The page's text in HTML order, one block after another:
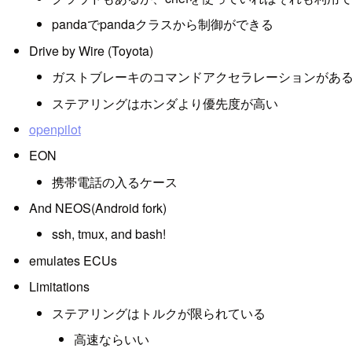
pandaでpandaクラスから制御ができる
Drive by Wire (Toyota)
ガストブレーキのコマンドアクセラレーションがあ
ステアリングはホンダより優先度が高い
openpilot
EON
携帯電話の入るケース
And NEOS(Android fork)
ssh, tmux, and bash!
emulates ECUs
Limitations
ステアリングはトルクが限られている
高速ならいい